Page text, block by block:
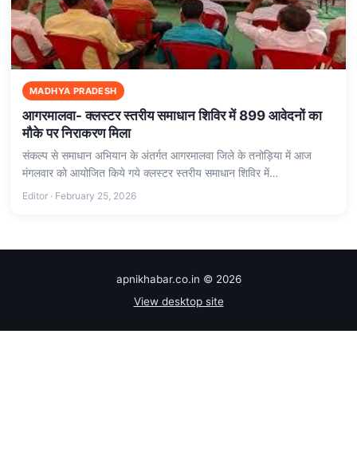
MADHYA PRADESH
आगरमालवा- क्लस्टर स्तरीय समाधान शिविर में 899 आवेदनों का
मौके पर निराकरण मिला
संकल्प से समाधान अभियान के अंतर्गत आगरमालवा जिले के तनोड़िया में आज
मंगलवार को आयोजित किये गये क्लस्टर स्तरीय समाधान शिविर में…
Editor · February 25, 2026
apnikhabar.co.in © 2026
View desktop site